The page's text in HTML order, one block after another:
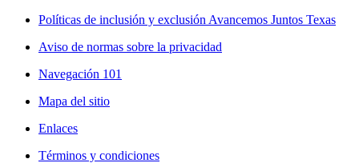
Políticas de inclusión y exclusión Avancemos Juntos Texas
Aviso de normas sobre la privacidad
Navegación 101
Mapa del sitio
Enlaces
Términos y condiciones